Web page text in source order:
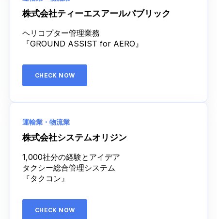
株式会社ティーエスアールパブリック
ヘリコプター管理業務
『GROUND ASSIST for AERO』
CHECK NOW
運輸業・物流業
株式会社システムオリジン
1,000社分の経験とアイデア
タクシー総合管理システム
『タクコン』
CHECK NOW